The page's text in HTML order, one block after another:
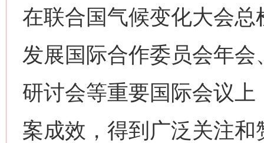
在联合国气候变化大会
发展国际合作委员会年
研讨会等重要国际会议
案成效，得到广泛关注和